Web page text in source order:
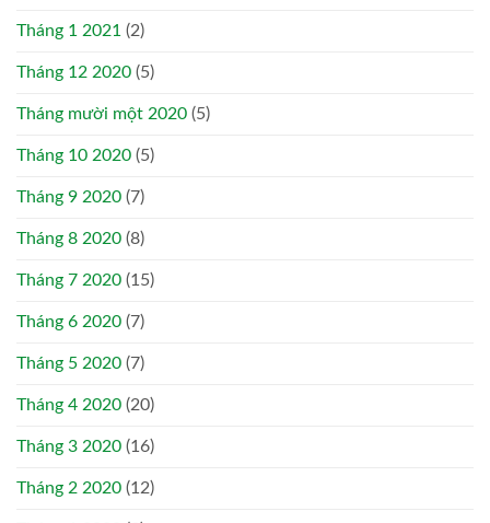
Tháng 1 2021 (2)
Tháng 12 2020 (5)
Tháng mười một 2020 (5)
Tháng 10 2020 (5)
Tháng 9 2020 (7)
Tháng 8 2020 (8)
Tháng 7 2020 (15)
Tháng 6 2020 (7)
Tháng 5 2020 (7)
Tháng 4 2020 (20)
Tháng 3 2020 (16)
Tháng 2 2020 (12)